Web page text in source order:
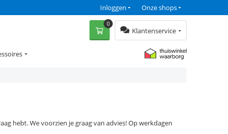
Onze shops
Inloggen
Klantenservice
0
hebt. We voorzien je graag van advies! Op werkdagen